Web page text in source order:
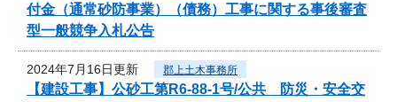
付金（通常砂防事業）（債務）工事に関する事後審査
型一般競争入札公告
2024年7月16日更新 郡上土木事務所
【建設工事】公砂工第R6-88-1号/公共 防災・安全交